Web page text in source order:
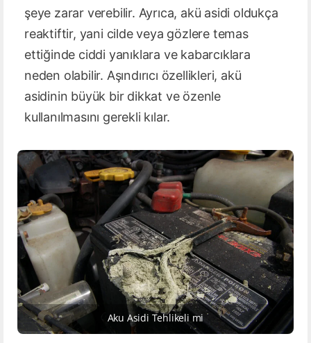
şeye zarar verebilir. Ayrıca, akü asidi oldukça
reaktiftir, yani cilde veya gözlere temas
ettiğinde ciddi yanıklara ve kabarcıklara
neden olabilir. Aşındırıcı özellikleri, akü
asidinin büyük bir dikkat ve özenle
kullanılmasını gerekli kılar.
Aku Asidi Tehlikeli mi